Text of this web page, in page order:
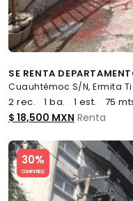
SE RENTA
Cuauhtémoc S/N, Ermita
2 rec. 1 ba. 1 est. 75
$ 18,500 MXN Renta
30%
COMPATIBLE
Slide 1 of 5